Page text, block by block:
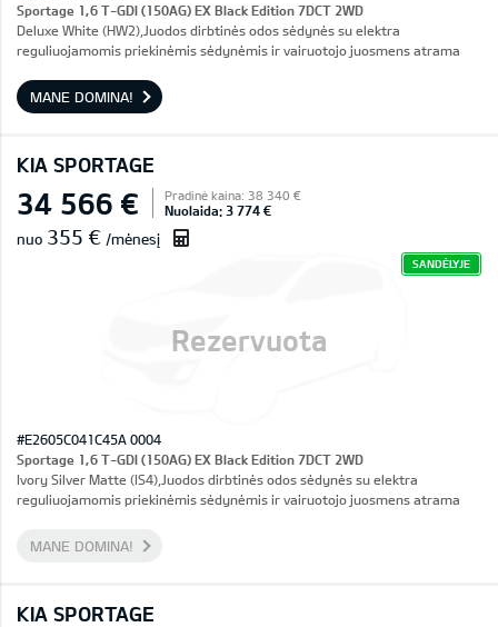
Sportage 1,6 T-GDI (150AG) EX Black Edition 7DCT 2WD
Deluxe White (HW2),Juodos dirbtinės odos sėdynės su elektra
reguliuojamomis priekinėmis sėdynėmis ir vairuotojo juosmens atrama
MANE DOMINA!
KIA SPORTAGE
Rezervuota
34 566 € Pradinė kaina: 38 340 €
Nuolaida: 3 774 €
nuo 355 € /mėnesį
SANDĖLYJE
#E2605C041C45A 0004
Sportage 1,6 T-GDI (150AG) EX Black Edition 7DCT 2WD
Ivory Silver Matte (IS4),Juodos dirbtinės odos sėdynės su elektra
reguliuojamomis priekinėmis sėdynėmis ir vairuotojo juosmens atrama
MANE DOMINA!
KIA SPORTAGE